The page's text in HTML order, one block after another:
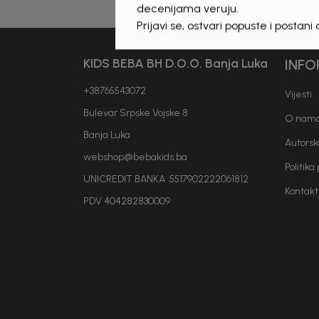
KIDS BEBA BH D.O.O. Banja Luka
+38765543072
Bulevar Srpske Vojske 8
Banja Luka
webshop@bebakids.ba
UNICREDIT BANKA 5517902222061812
PDV 404282830009
Vijesti
O
Politika
Kontakt
decenijama veruju.
Prijavi se, ostvari popuste i postani